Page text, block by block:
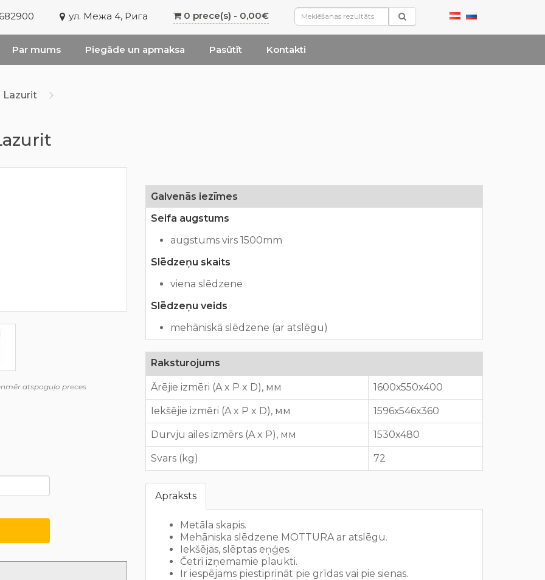
ул. Межа 4, Рига 0 prece(s) - 0,00€
Par mums Piegāde un apmaksa Pasūtīt Kontakti
Lazurit
atspoguļo preces
Galvenās iezīmes
Seifa augstums
augstums virs 1500mm
Slēdzeņu skaits
viena slēdzene
Slēdzeņu veids
mehāniskā slēdzene (ar atslēgu)
Raksturojums
Ārējie izmēri (A x P x D), мм 1600х550х400
Iekšējie izmēri (A x P x D), мм 1596х546х360
Durvju ailes izmērs (A x P), мм 1530x480
Svars (kg) 72
Apraksts
Metāla skapis.
Mehāniska slēdzene MOTTURA ar atslēgu.
Iekšējas, slēptas eņģes.
Četri izņemamie plaukti.
Ir iespējams piestiprināt pie grīdas vai pie sienas.